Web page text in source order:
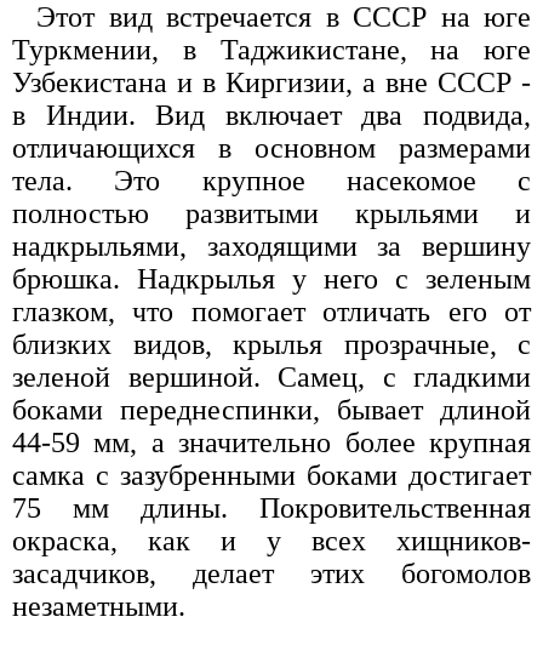
Этот вид встречается в СССР на юге
Туркмении, в Таджикистане, на юге
Узбекистана и в Киргизии, а вне СССР -
в Индии. Вид включает два подвида,
отличающихся в основном размерами
тела. Это крупное насекомое с
полностью развитыми крыльями и
надкрыльями, заходящими за вершину
брюшка. Надкрылья у него с зеленым
глазком, что помогает отличать его от
близких видов, крылья прозрачные, с
зеленой вершиной. Самец, с гладкими
боками переднеспинки, бывает длиной
44-59 мм, а значительно более крупная
самка с зазубренными боками достигает
75 мм длины. Покровительственная
окраска, как и у всех хищников-
засадчиков, делает этих богомолов
незаметными.